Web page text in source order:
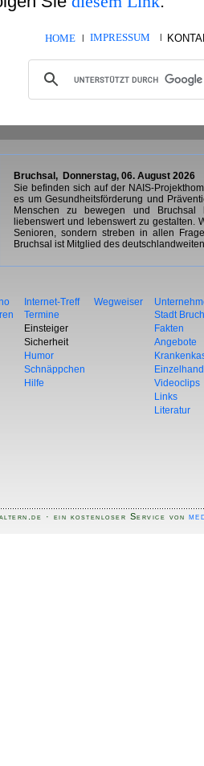
HOME | IMPRESSUM |
Bruchsal, Donnerstag, 06. August 2026
Sie befinden sich auf der NAIS-
es um Gesundheitsförderung und
Menschen zu bewegen und
liebenswert und lebenswert zu gestalten.
Senioren, sondern streben in allen
Bruchsal ist Mitglied des
Internet-Treff Wegweiser
Termine
Stadt
Einsteiger
Fakten
Sicherheit
Angebote
Humor
Schnäppchen
Hilfe
Videoclips
Links
Literatur
· ein kostenloser Service von